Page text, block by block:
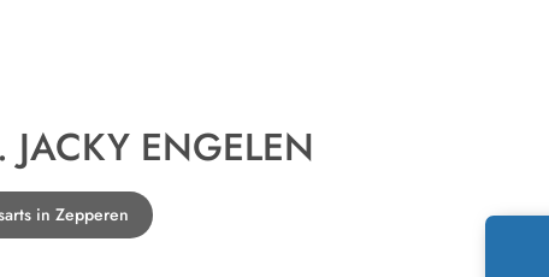
JACKY ENGELEN
in Zepperen